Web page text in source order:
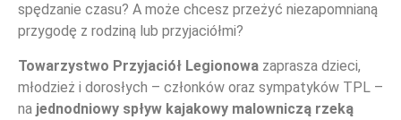
spędzanie czasu? A może chcesz przeżyć niezapomnianą
przygodę z rodziną lub przyjaciółmi?
Towarzystwo Przyjaciół Legionowa zaprasza dzieci,
młodzież i dorosłych – członków oraz sympatyków TPL –
na jednodniowy spływ kajakowy malowniczą rzeką
NOWOŚCI